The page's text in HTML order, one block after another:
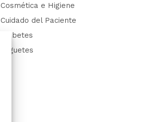
Cosmética e Higiene
Cuidado del Paciente
Diabetes
Juguetes